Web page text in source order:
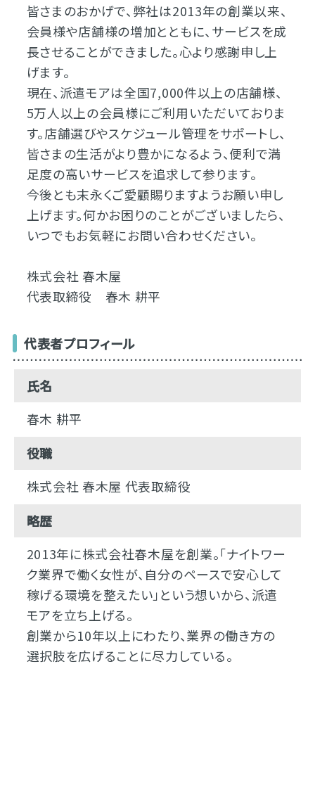
皆さまのおかげで、弊社は2013年の創業以来、
会員様や店舗様の増加とともに、サービスを成
長させることができました。心より感謝申し上
げます。
現在、派遣モアは全国7,000件以上の店舗様、
5万人以上の会員様にご利用いただいておりま
す。店舗選びやスケジュール管理をサポートし、
皆さまの生活がより豊かになるよう、便利で満
足度の高いサービスを追求して参ります。
今後とも末永くご愛顧賜りますようお願い申し
上げます。何かお困りのことがございましたら、
いつでもお気軽にお問い合わせください。
株式会社 春木屋
代表取締役 春木 耕平
代表者プロフィール
氏名
春木 耕平
役職
株式会社 春木屋 代表取締役
略歴
2013年に株式会社春木屋を創業。「ナイトワー
ク業界で働く女性が、自分のペースで安心して
稼げる環境を整えたい」という想いから、派遣
モアを立ち上げる。
創業から10年以上にわたり、業界の働き方の
選択肢を広げることに尽力している。